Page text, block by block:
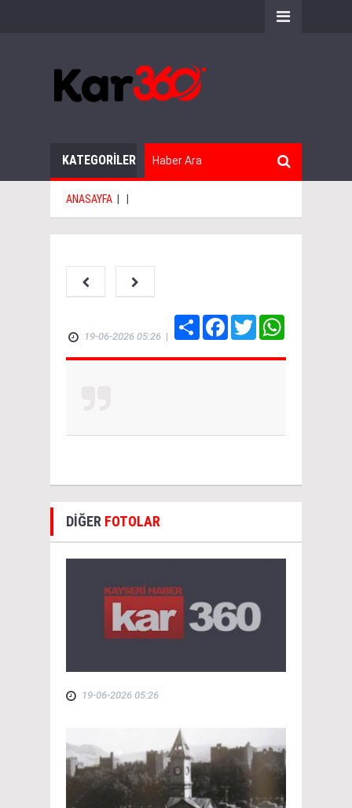
KATEGORİLER
ANASAYFA | |
19-06-2026 05:26 |
Share FacebookTwitter
DİĞER FOTOLAR
19-06-2026 05:26